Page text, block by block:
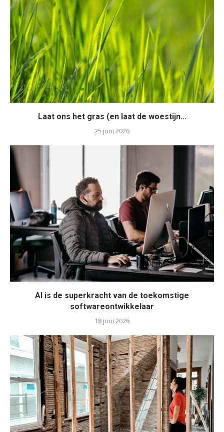
Laat ons het gras (en laat de woestijn...
25 juni 2026
AI is de superkracht van de toekomstige
softwareontwikkelaar
18 juni 2026